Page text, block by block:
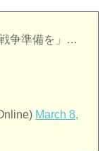
争準備を」…
March 8,